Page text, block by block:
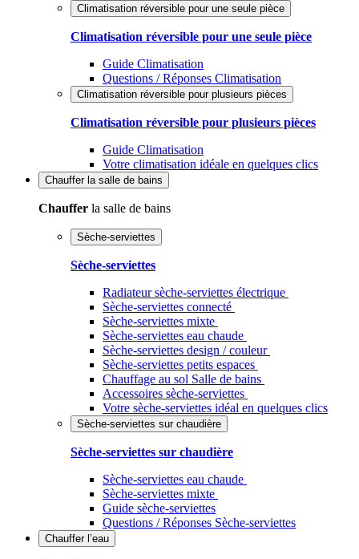
Climatisation réversible pour une seule pièce
Climatisation réversible pour une seule pièce
Guide Climatisation
Questions / Réponses Climatisation
Climatisation réversible pour plusieurs pièces
Climatisation réversible pour plusieurs pièces
Guide Climatisation
Votre climatisation idéale en quelques clics
Chauffer la salle de bains
Chauffer la salle de bains
Sèche-serviettes
Sèche-serviettes
Radiateur sèche-serviettes électrique
Sèche-serviettes connecté
Sèche-serviettes mixte
Sèche-serviettes eau chaude
Sèche-serviettes design / couleur
Sèche-serviettes petits espaces
Chauffage au sol Salle de bains
Accessoires sèche-serviettes
Votre sèche-serviettes idéal en quelques clics
Sèche-serviettes sur chaudière
Sèche-serviettes sur chaudière
Sèche-serviettes eau chaude
Sèche-serviettes mixte
Guide sèche-serviettes
Questions / Réponses Sèche-serviettes
Chauffer l’eau